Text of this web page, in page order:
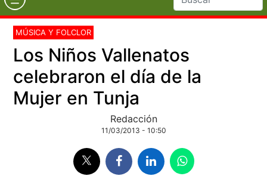
MÚSICA Y FOLCLOR
Los Niños Vallenatos
celebraron el día de la
Mujer en Tunja
Redacción
11/03/2013 - 10:50